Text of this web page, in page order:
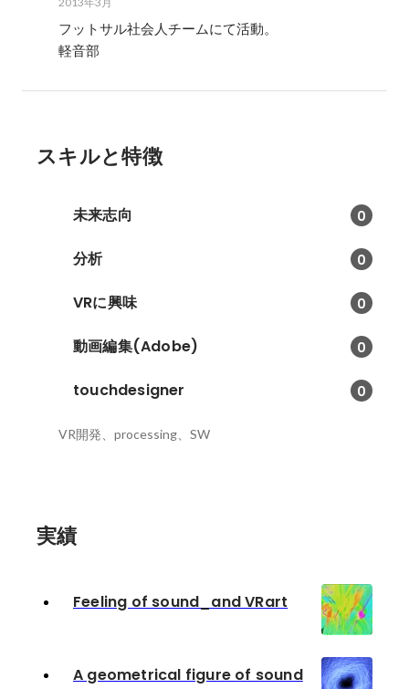
フットサル社会人チームにて活動。
軽音部
スキルと特徴
未来志向 0
分析 0
VRに興味 0
動画編集(Adobe) 0
touchdesigner 0
VR開発、processing、SW
実績
Feeling of sound_and VRart
A geometrical figure of sound